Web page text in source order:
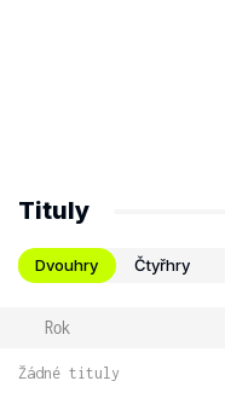
Tituly
Dvouhry Čtyřhry
Rok
Žádné tituly